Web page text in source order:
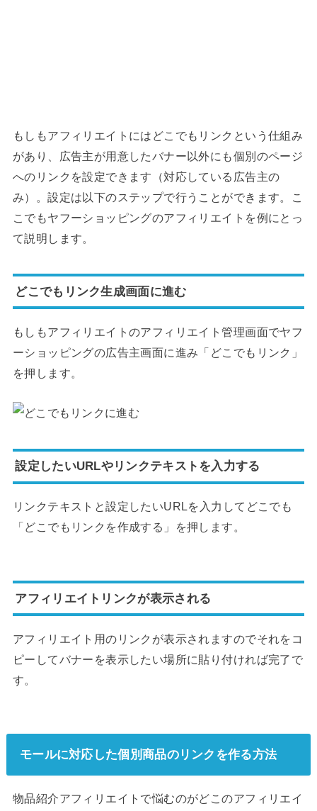
もしもアフィリエイトにはどこでもリンクという仕組み
があり、広告主が用意したバナー以外にも個別のページ
へのリンクを設定できます（対応している広告主の
み）。設定は以下のステップで行うことができます。こ
こでもヤフーショッピングのアフィリエイトを例にとっ
て説明します。
どこでもリンク生成画面に進む
もしもアフィリエイトのアフィリエイト管理画面でヤフ
ーショッピングの広告主画面に進み「どこでもリンク」
を押します。
設定したいURLやリンクテキストを入力する
リンクテキストと設定したいURLを入力してどこでも
「どこでもリンクを作成する」を押します。
アフィリエイトリンクが表示される
アフィリエイト用のリンクが表示されますのでそれをコ
ピーしてバナーを表示したい場所に貼り付ければ完了で
す。
モールに対応した個別商品のリンクを作る方法
物品紹介アフィリエイトで悩むのがどこのアフィリエイ